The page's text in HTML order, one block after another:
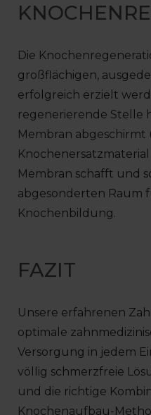
Die
großflächigen,
erfolgreich erzielt
regenerierende Stelle
Membran
Membran schafft und
abgesonderten Raum
Knochenbildung.
FAZIT
Unsere erfahrenen
optimale
Versorgung in jedem
völlig schmerzfreie
und die richtige
Knochenaufbau-